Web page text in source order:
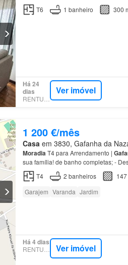
T6
1 banheiro 300
Há 24
dias
RENTUMO
Ver imóvel
1 200 €/mês
Casa em 3830, Gafanha da
MoradiaT4 para Arrendamento |
sua família! de banho completas; -
estacionamento.Localização Situada
T4 2 banheiros
147
Garajem Varanda Jardim
Há 4 dias
RENTUMO Ver imóvel